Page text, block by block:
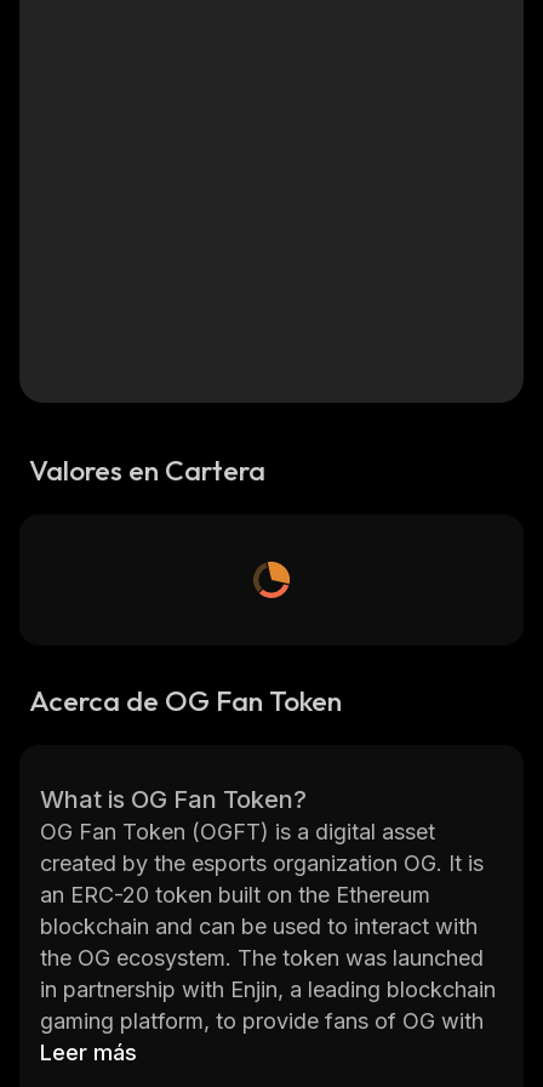
Valores en Cartera
Acerca de OG Fan Token
What is OG Fan Token?
OG Fan Token (OGFT) is a digital asset
created by the esports organization OG. It is
an ERC-20 token built on the Ethereum
blockchain and can be used to interact with
the OG ecosystem. The token was launched
in partnership with Enjin, a leading blockchain
gaming platform, to provide fans of OG with
exclusive rewards and experiences. With the
Leer más